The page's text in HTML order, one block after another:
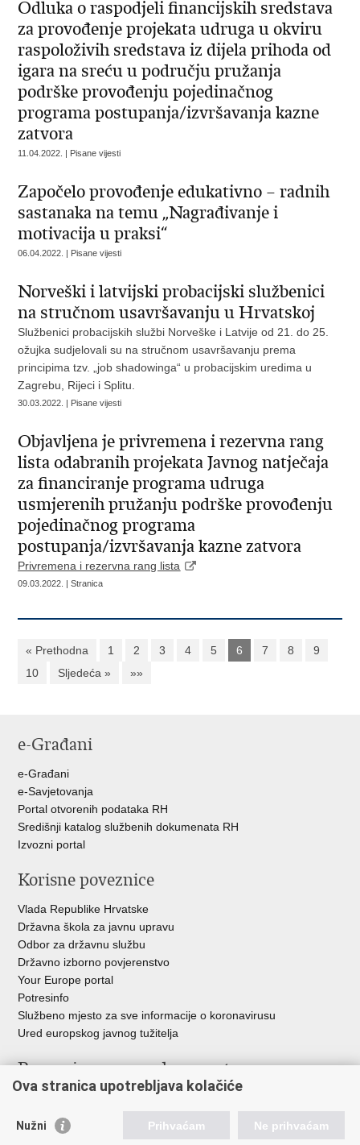
Odluka o raspodjeli financijskih sredstava
za provođenje projekata udruga u okviru
raspoloživih sredstava iz dijela prihoda od
igara na sreću u području pružanja
podrške provođenju pojedinačnog
programa postupanja/izvršavanja kazne
zatvora
11.04.2022. | Pisane vijesti
Započelo provođenje edukativno – radnih
sastanaka na temu „Nagrađivanje i
motivacija u praksi“
06.04.2022. | Pisane vijesti
Norveški i latvijski probacijski službenici
na stručnom usavršavanju u Hrvatskoj
Službenici probacijskih službi Norveške i Latvije od 21. do 25.
ožujka sudjelovali su na stručnom usavršavanju prema
principima tzv. „job shadowinga“ u probacijskim uredima u
Zagrebu, Rijeci i Splitu.
30.03.2022. | Pisane vijesti
Objavljena je privremena i rezervna rang
lista odabranih projekata Javnog natječaja
za financiranje programa udruga
usmjerenih pružanju podrške provođenju
pojedinačnog programa
postupanja/izvršavanja kazne zatvora
Privremena i rezervna rang lista
09.03.2022. | Stranica
« Prethodna 1 2 3 4 5 6 7 8
9
10
Sljedeća » »»
e-Građani
e-Građani
e-Savjetovanja
Portal otvorenih podataka RH
Središnji katalog službenih dokumenata RH
Izvozni portal
Korisne poveznice
Vlada Republike Hrvatske
Državna škola za javnu upravu
Odbor za državnu službu
Državno izborno povjerenstvo
Your Europe portal
Potresinfo
Službeno mjesto za sve informacije o koronavirusu
Ured europskog javnog tužitelja
Poveznice pravosudnog sustava
Državno odvjetništvo
Ured za suzbijanje korupcije i organiziranog kriminaliteta
Ova stranica upotrebljava kolačiće
Nužni Prihvaćam Ne prihvaćam